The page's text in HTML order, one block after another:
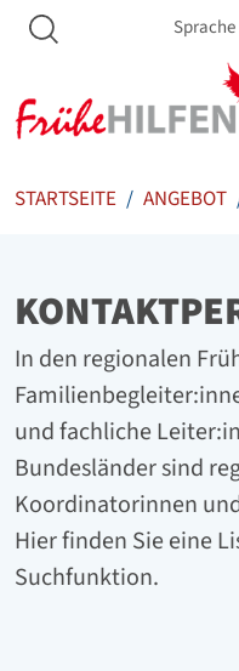
Zum Inhalt springen
Zur Navigation springen
Meta Navigation
Sprache
STARTSEITE ANGEBOT
In den regionalen
und fachliche
Bundesländer sind
Koordinatorinnen
Hier finden Sie eine
Suchfunktion.